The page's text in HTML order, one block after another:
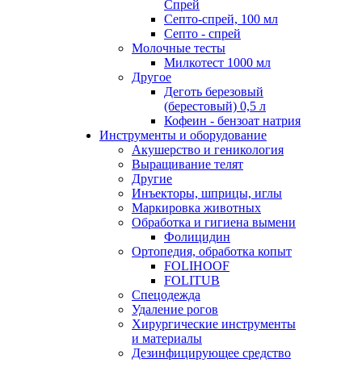
Спрей
Септо-спрей, 100 мл
Септо - спрей
Молочные тесты
Милкотест 1000 мл
Другое
Деготь березовый
(берестовый) 0,5 л
Кофеин - бензоат натрия
Инструменты и оборудование
Акушерство и геникология
Выращивание телят
Другие
Инъекторы, шприцы, иглы
Маркировка животных
Обработка и гигиена вымени
Фолицидин
Ортопедия, обработка копыт
FOLIHOOF
FOLITUB
Спецодежда
Удаление рогов
Хирургические инструменты
и материалы
Дезинфицирующее средство